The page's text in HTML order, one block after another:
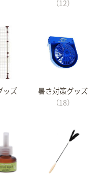
（12）
ッズ
暑さ対策グッズ
（18）